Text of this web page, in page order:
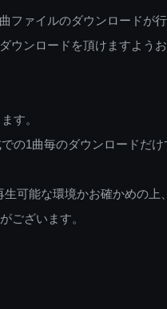
ファイルのダウンロードが行
ンロードを頂けますようお
す。
の1曲毎のダウンロードだ
可能な環境かお確かめの上
ございます。